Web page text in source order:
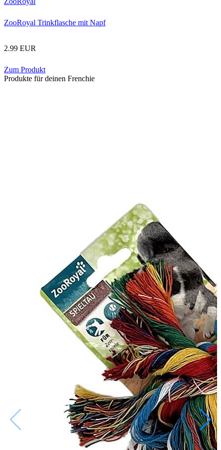
ZooRoyal Trinkflasche mit Napf
2.99 EUR
Zum Produkt
Produkte für deinen Frenchie